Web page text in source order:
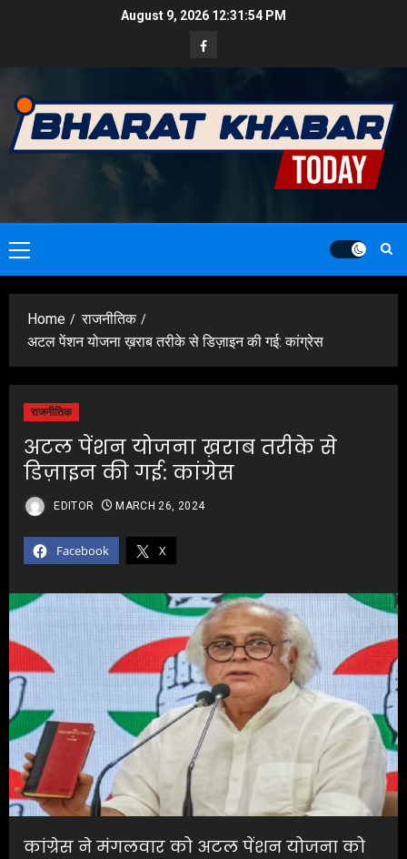
August 9, 2026 12:31:55 PM
Facebook
Primary
Menu
Home
राजनीतिक
अटल पेंशन योजना ख़राब तरीके से डिज़ाइन की गई: कांग्रेस
राजनीतिक
अटल पेंशन योजना ख़राब तरीके से
डिज़ाइन की गई: कांग्रेस
Facebook X
EDITOR MARCH 26, 2024
कांग्रेस ने मंगलवार को अटल पेंशन योजना को